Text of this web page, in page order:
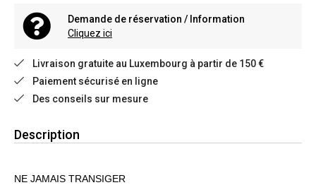
Demande de réservation / Information
Cliquez ici
Livraison gratuite au Luxembourg à partir de 150 €
Paiement sécurisé en ligne
Des conseils sur mesure
Description
NE JAMAIS TRANSIGER